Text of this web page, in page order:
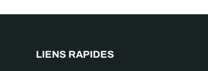
LIENS RAPIDES